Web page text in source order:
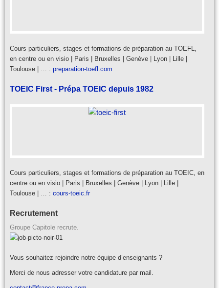
Cours particuliers, stages et formations de préparation au TOEFL,
en centre ou en visio | Paris | Bruxelles | Genève | Lyon | Lille |
Toulouse | … : preparation-toefl.com
TOEIC First - Prépa TOEIC depuis 1982
Cours particuliers, stages et formations de préparation au TOEIC, en
centre ou en visio | Paris | Bruxelles | Genève | Lyon | Lille |
Toulouse | … : cours-toeic.fr
Recrutement
Groupe Capitole recrute.
Vous souhaitez rejoindre notre équipe d’enseignants ?
Merci de nous adresser votre candidature par mail.